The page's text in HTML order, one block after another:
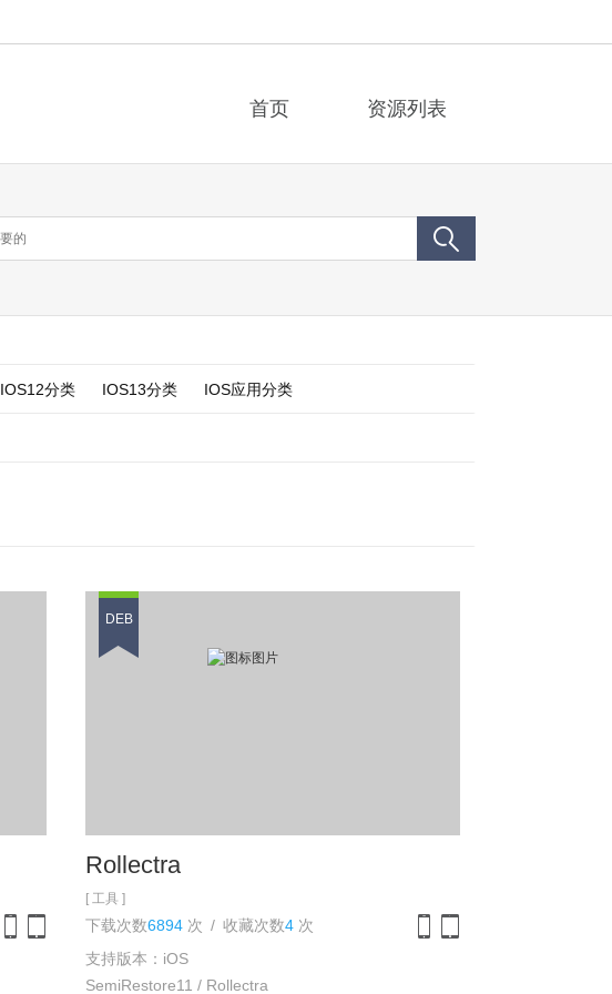
首页 资源列表
IOS12分类 IOS13分类 IOS应用分类
DEB
Rollectra
[ 工具 ]
下载次数6894 次 / 收藏次数4 次
支持版本：iOS
SemiRestore11 / Rollectra